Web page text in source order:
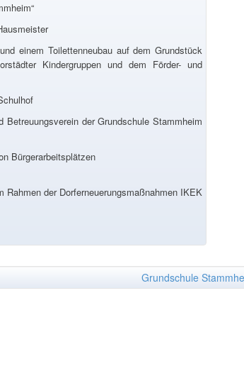
einem Toilettenneubau auf dem Grundstück
Kindergruppen und dem Förder- und
der Grundschule Stammheim
Bürgerarbeitsplätzen
der Dorferneuerungsmaßnahmen IKEK
Grundschule